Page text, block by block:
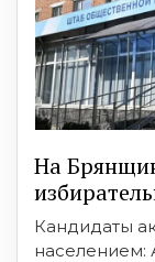
На
Кандидаты
населением: